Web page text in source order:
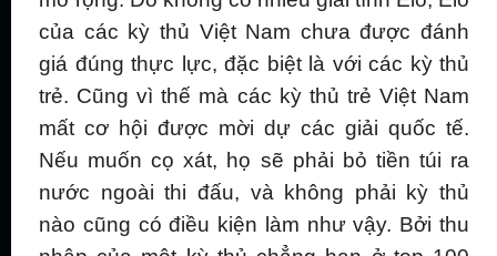
của các kỳ thủ Việt Nam chưa được đánh
giá đúng thực lực, đặc biệt là với các kỳ thủ
trẻ. Cũng vì thế mà các kỳ thủ trẻ Việt Nam
mất cơ hội được mời dự các giải quốc tế.
Nếu muốn cọ xát, họ sẽ phải bỏ tiền túi ra
nước ngoài thi đấu, và không phải kỳ thủ
nào cũng có điều kiện làm như vậy. Bởi thu